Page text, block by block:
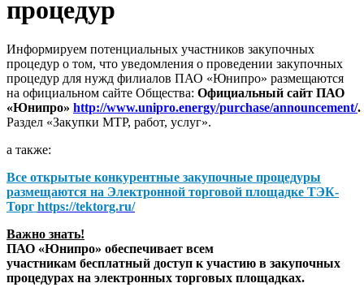
процедур
Информируем потенциальных участников закупочных
процедур о том, что уведомления о проведении закупочных
процедур для нужд филиалов ПАО «Юнипро» размещаются
на официальном сайте Общества: Официальный сайт ПАО
«Юнипро» http://www.unipro.energy/purchase/announcement/.
Раздел «Закупки МТР, работ, услуг».
а также:
Все открытые конкурентные закупочные процедуры
размещаются на Электронной торговой площадке ТЭК-
Торг https://tektorg.ru/
Важно знать!
ПАО «Юнипро» обеспечивает всем
участникам бесплатный доступ к участию в закупочных
процедурах на электронных торговых площадках.